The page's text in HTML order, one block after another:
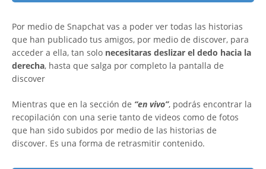
Por medio de Snapchat vas a poder ver todas las historias
que han publicado tus amigos, por medio de discover, para
acceder a ella, tan solo necesitaras deslizar el dedo hacia la
derecha, hasta que salga por completo la pantalla de
discover
Mientras que en la sección de “en vivo”, podrás encontrar la
recopilación con una serie tanto de videos como de fotos
que han sido subidos por medio de las historias de
discover. Es una forma de retrasmitir contenido.